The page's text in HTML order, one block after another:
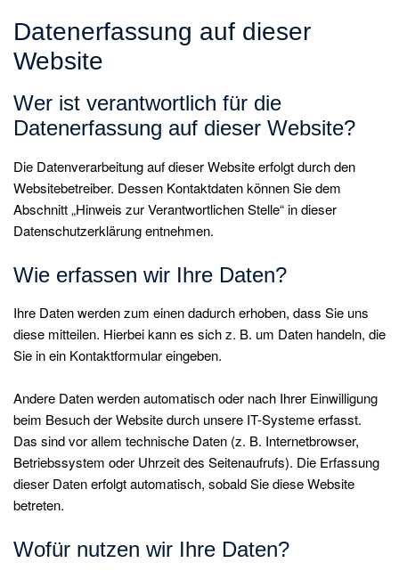
Datenerfassung auf dieser
Website
Wer ist verantwortlich für die
Datenerfassung auf dieser Website?
Die Datenverarbeitung auf dieser Website erfolgt durch den
Websitebetreiber. Dessen Kontaktdaten können Sie dem
Abschnitt „Hinweis zur Verantwortlichen Stelle“ in dieser
Datenschutzerklärung entnehmen.
Wie erfassen wir Ihre Daten?
Ihre Daten werden zum einen dadurch erhoben, dass Sie uns
diese mitteilen. Hierbei kann es sich z. B. um Daten handeln, die
Sie in ein Kontaktformular eingeben.
Andere Daten werden automatisch oder nach Ihrer Einwilligung
beim Besuch der Website durch unsere IT-Systeme erfasst.
Das sind vor allem technische Daten (z. B. Internetbrowser,
Betriebssystem oder Uhrzeit des Seitenaufrufs). Die Erfassung
dieser Daten erfolgt automatisch, sobald Sie diese Website
betreten.
Wofür nutzen wir Ihre Daten?